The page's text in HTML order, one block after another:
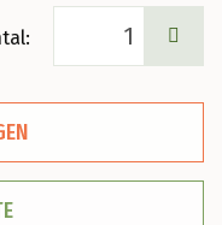
Hamamelis
int.
'Limelight'
aantal